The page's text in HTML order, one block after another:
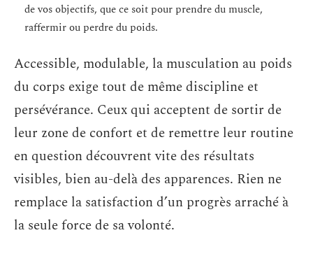
de vos objectifs, que ce soit pour prendre du muscle,
raffermir ou perdre du poids.
Accessible, modulable, la musculation au poids
du corps exige tout de même discipline et
persévérance. Ceux qui acceptent de sortir de
leur zone de confort et de remettre leur routine
en question découvrent vite des résultats
visibles, bien au-delà des apparences. Rien ne
remplace la satisfaction d’un progrès arraché à
la seule force de sa volonté.